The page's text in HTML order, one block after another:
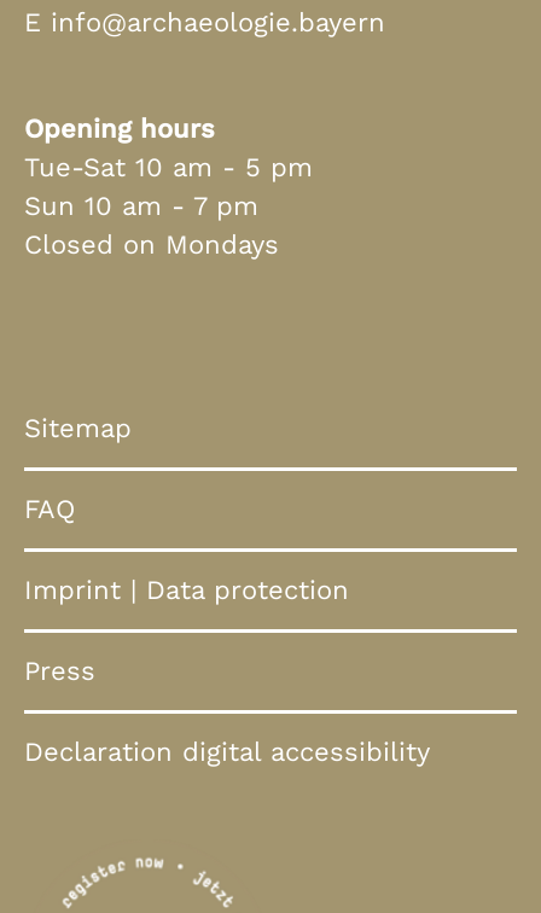
E info@archaeologie.bayern
Opening hours
Tue-Sat 10 am - 5 pm
Sun 10 am - 7 pm
Closed on Mondays
Sitemap
FAQ
Imprint | Data protection
Press
Declaration digital accessibility